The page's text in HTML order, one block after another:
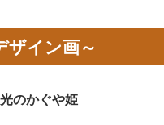
ザイン画～
のかぐや姫